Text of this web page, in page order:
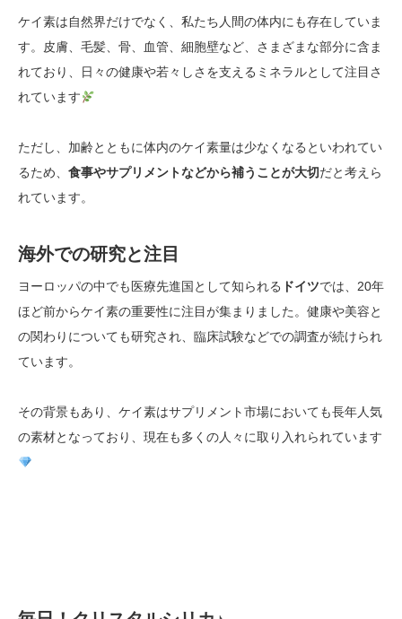
ケイ素は自然界だけでなく、私たち人間の体内にも存在していま
す。皮膚、毛髪、骨、血管、細胞壁など、さまざまな部分に含ま
れており、日々の健康や若々しさを支えるミネラルとして注目さ
れています
ただし、加齢とともに体内のケイ素量は少なくなるといわれてい
るため、 食事やサプリメントなどから補うことが大切だと考えら
れています。
海外での研究と注目
ヨーロッパの中でも医療先進国として知られる ドイツでは、20年
ほど前からケイ素の重要性に注目が集まりました。健康や美容と
の関わりについても研究され、臨床試験などでの調査が続けられ
ています。
その背景もあり、ケイ素はサプリメント市場においても長年人気
の素材となっており、現在も多くの人々に取り入れられています